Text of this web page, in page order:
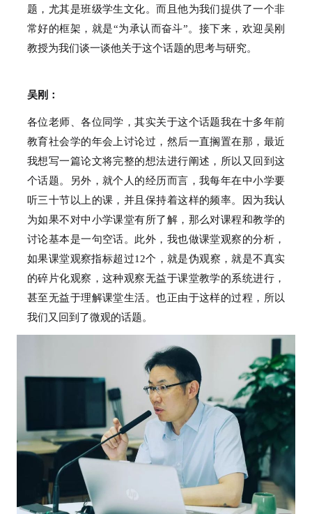
题，尤其是班级学生文化。而且他为我们提供了一个非
常好的框架，就是“为承认而奋斗”。 接下来，欢迎吴刚
教授为我们谈一谈他关于这个话题的思考与研究。
吴刚：
各位老师、各位同学，其实关于这个话题我在十多年前
教育社会学的年会上讨论过，然后一直搁置在那，最近
我想写一篇论文将完整的想法进行阐述，所以又回到这
个话题。
另外，就个人的经历而言，我每年在中小学要
听三十节以上的课，并且保持着这样的频率。
因为我认
为如果不对中小学课堂有所了解，那么对课程和教学的
讨论基本是一句空话。 此外，我也做课堂观察的分析，
如果课堂观察指标超过12个，就是伪观察，就是不真实
的碎片化观察，这种观察无益于课堂教学的系统进行，
甚至无益于理解课堂生活。也正由于这样的过程，所以
我们又回到了微观的话题。